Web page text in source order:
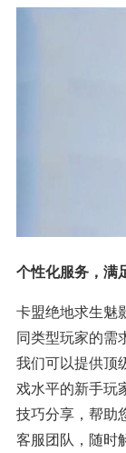
个性化服务，满
卡盟绝地求生魅
同类型玩家的需
我们可以提供顶
戏水平的新手玩
技巧分享，帮助
客服团队，随时